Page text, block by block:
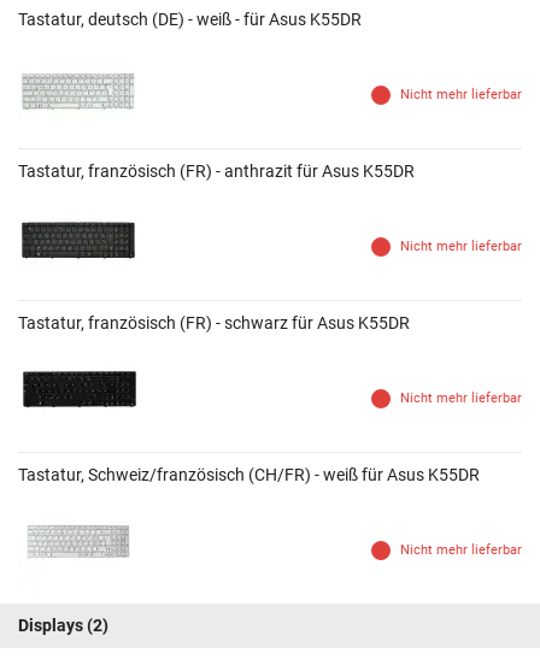
Tastatur, deutsch (DE) - weiß - für Asus K55DR
Nicht mehr lieferbar
Tastatur, französisch (FR) - anthrazit für Asus K55DR
Nicht mehr lieferbar
Tastatur, französisch (FR) - schwarz für Asus K55DR
Nicht mehr lieferbar
Tastatur, Schweiz/französisch (CH/FR) - weiß für Asus K55DR
Nicht mehr lieferbar
Displays(2)